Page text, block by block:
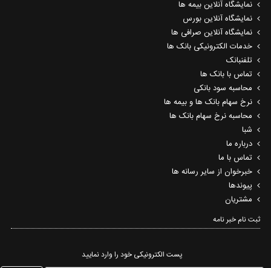
نمایشگاه آنلاین بیمه ها
نمایشگاه آنلاین بورس
نمایشگاه آنلاین صرافی ها
خدمات الکترونیکی بانک ها
تلفنبانک
تماس با بانک ها
محاسبه سود بانکی
نرخ سهام بانک ها و بیمه ها
محاسبه نرخ سهام بانک ها
شبا
درباره ما
تماس با ما
خبرخوان از سایر رسانه ها
پیوندها
مشتریان
ثبت نام خبر نامه‌
پست الکترونیکی خود را وارد نمایید